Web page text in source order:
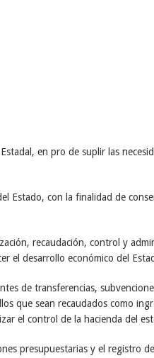
en pro de suplir las
Estado, con la finalidad de
recaudación, control y
el desarrollo económico del
de transferencias,
que sean recaudados como
el control de la hacienda del
presupuestarias y el registro